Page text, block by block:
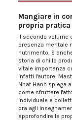
Mangiare in
propria
Il secondo volume
presenza mentale
nutrimento, è
storia di chi lo
vitale importanza
infatti l'autore:
Nhat Hanh spiega
come sfruttare
individuale e
ora agli
approfondire la